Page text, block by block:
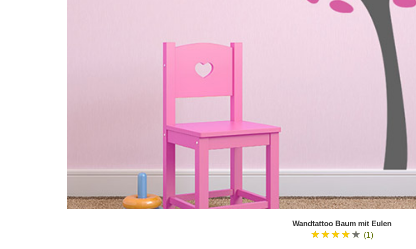
Wandtattoo Baum mit Eulen
★★★★★ (1)